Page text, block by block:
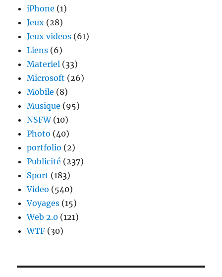
iPhone (1)
Jeux (28)
Jeux videos (61)
Liens (6)
Materiel (33)
Microsoft (26)
Mobile (8)
Musique (95)
NSFW(10)
Photo (40)
portfolio (2)
Publicité (237)
Sport (183)
Video (540)
Voyages (15)
Web 2.0 (121)
WTF (30)